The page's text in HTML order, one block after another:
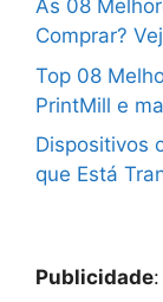
As 08
Comprar?
Top 08
PrintMill e
Dispositivos
que Está
Publicidade: